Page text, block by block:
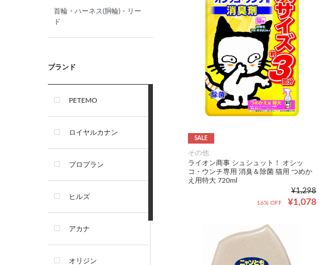
首輪・ハーネス(胴輪)・リー
ド
ブランド
PETEMO
ロイヤルカナン
プロプラン
ヒルズ
アカナ
オリジン
SALE
その他
ライオン商事 シュシュット！ オシッ
コ・ウンチ専用 消臭＆除菌 猫用 つめか
え用特大 720ml
¥1,298
¥1,078
16% OFF